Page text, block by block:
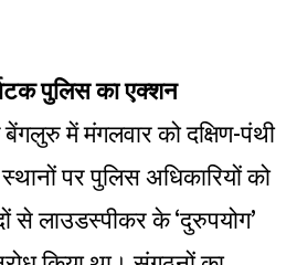
पुलिस का एक्शन
में मंगलवार को दक्षिण-पंथी
स्थानों पर पुलिस अधिकारियों को
से लाउडस्पीकर के ‘दुरुपयोग’